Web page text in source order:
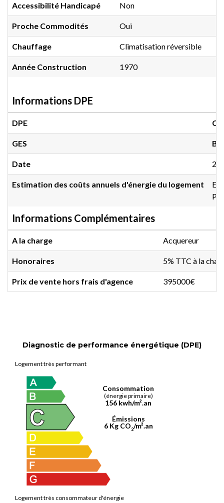
Accessibilité Handicapé Non
Proche Commodités Oui
Chauffage Climatisation réversible
Année Construction 1970
Informations DPE
DPE C
GES B
Date
Estimation des coûts annuels d'énergie du logement
Informations Complémentaires
A la charge Acquereur
Honoraires 5% TTC à la
Prix de vente hors frais d'agence 395000€
Diagnostic de performance énergétique (DPE)
Logement très performant
Logement très consommateur d'énergie
Consommation
(énergie primaire)
156 kwh/m².an
Émissions
6 Kg CO2/m².an